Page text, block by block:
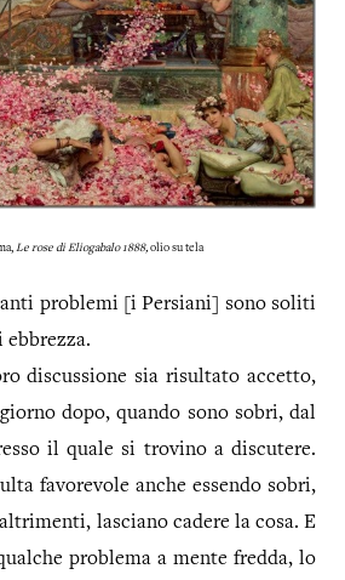
Le rose di Eliogabalo 1888, olio su tela
problemi [i Persiani] sono soliti
discussione sia risultato accetto,
dopo, quando sono sobri, dal
il quale si trovino a discutere.
favorevole anche essendo sobri,
lasciano cadere la cosa. E
problema a mente fredda, lo